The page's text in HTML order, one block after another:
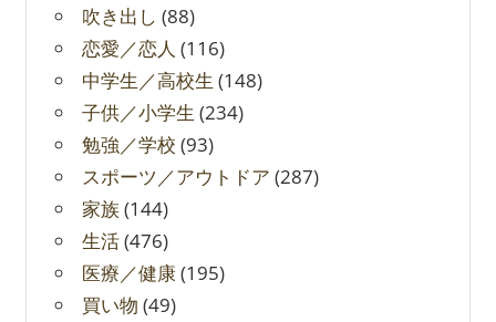
吹き出し (88)
恋愛／恋人 (116)
中学生／高校生 (148)
子供／小学生 (234)
勉強／学校 (93)
スポーツ／アウトドア (287)
家族(144)
生活(476)
医療／健康(195)
買い物 (49)